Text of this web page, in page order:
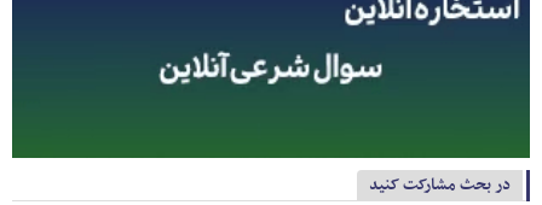
در بحث مشارکت کنید